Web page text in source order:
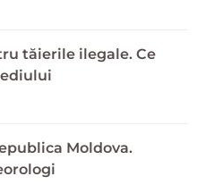
tăierile ilegale. Ce
Moldova.